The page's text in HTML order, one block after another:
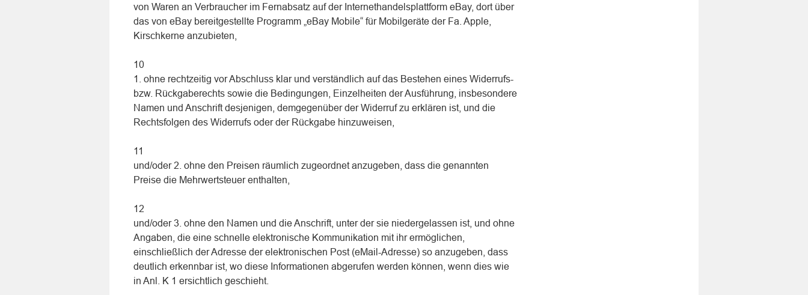
von Waren an Verbraucher im Fernabsatz auf der Internethandelsplattform eBay, dort über
das von eBay bereitgestellte Programm „eBay Mobile“ für Mobilgeräte der Fa. Apple,
Kirschkerne anzubieten,
10
1. ohne rechtzeitig vor Abschluss klar und verständlich auf das Bestehen eines Widerrufs-
bzw. Rückgaberechts sowie die Bedingungen, Einzelheiten der Ausführung, insbesondere
Namen und Anschrift desjenigen, demgegenüber der Widerruf zu erklären ist, und die
Rechtsfolgen des Widerrufs oder der Rückgabe hinzuweisen,
11
und/oder 2. ohne den Preisen räumlich zugeordnet anzugeben, dass die genannten
Preise die Mehrwertsteuer enthalten,
12
und/oder 3. ohne den Namen und die Anschrift, unter der sie niedergelassen ist, und ohne
Angaben, die eine schnelle elektronische Kommunikation mit ihr ermöglichen,
einschließlich der Adresse der elektronischen Post (eMail-Adresse) so anzugeben, dass
deutlich erkennbar ist, wo diese Informationen abgerufen werden können, wenn dies wie
in Anl. K 1 ersichtlich geschieht.